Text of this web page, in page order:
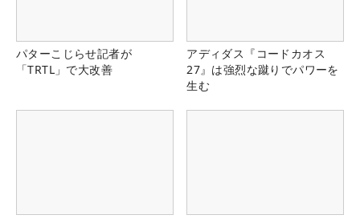
パターこじらせ記者が
「TRTL」で大改善
アディダス『コードカオス
27』は強烈な蹴りでパワーを
生む